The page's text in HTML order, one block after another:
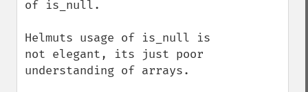
of is_null.
Helmuts usage of is_null is
not elegant, its just poor
understanding of arrays.